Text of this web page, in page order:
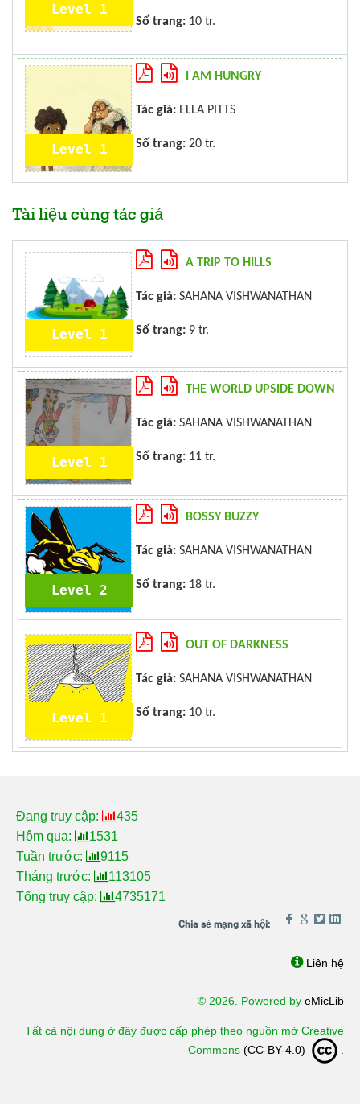
Level 1
Số trang: 10 tr.
Level 1
I AM HUNGRY
Tác giả: ELLA PITTS
Số trang: 20 tr.
Tài liệu cùng tác giả
Level 1
A TRIP TO HILLS
Tác giả: SAHANA VISHWANATHAN
Số trang: 9 tr.
Level 1
THE WORLD UPSIDE DOWN
Tác giả: SAHANA VISHWANATHAN
Số trang: 11 tr.
Level 2
BOSSY BUZZY
Tác giả: SAHANA VISHWANATHAN
Số trang: 18 tr.
Level 1
OUT OF DARKNESS
Tác giả: SAHANA VISHWANATHAN
Số trang: 10 tr.
Đang truy cập:
435
Hôm qua:
1531
Tuần trước:
9115
Tháng trước:
113105
Tổng truy cập:
4735171
Liên hệ
© 2026. Powered by eMicLib
Tất cả nội dung ở đây được cấp phép theo nguồn mở Creative
Commons (CC-BY-4.0)